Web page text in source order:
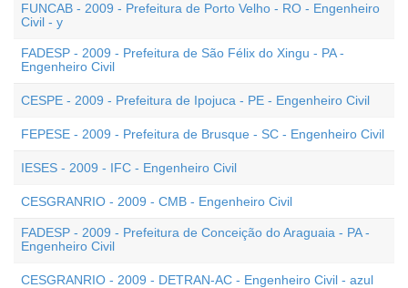
FUNCAB - 2009 - Prefeitura de Porto Velho - RO - Engenheiro
Civil - y
FADESP - 2009 - Prefeitura de São Félix do Xingu - PA -
Engenheiro Civil
CESPE - 2009 - Prefeitura de Ipojuca - PE - Engenheiro Civil
FEPESE - 2009 - Prefeitura de Brusque - SC - Engenheiro Civil
IESES - 2009 - IFC - Engenheiro Civil
CESGRANRIO - 2009 - CMB - Engenheiro Civil
FADESP - 2009 - Prefeitura de Conceição do Araguaia - PA -
Engenheiro Civil
CESGRANRIO - 2009 - DETRAN-AC - Engenheiro Civil - azul